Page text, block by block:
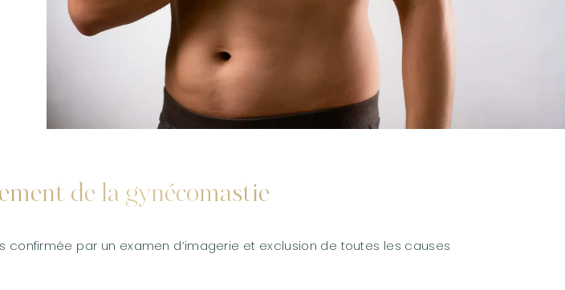
de la gynécomastie
confirmée par un examen d’imagerie et exclusion de toutes les causes